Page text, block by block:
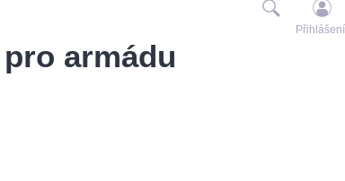
Přihlášení
armádu